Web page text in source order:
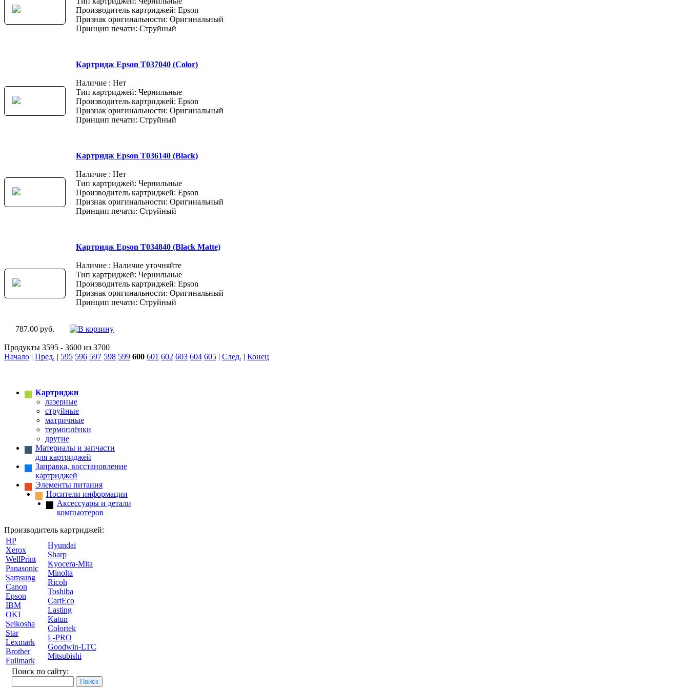
Производитель картриджей: Epson
Признак оригинальности: Оригинальный
Принцип печати: Струйный
Картридж Epson T037040 (Color)
Наличие : Нет
Тип картриджей: Чернильные
Производитель картриджей: Epson
Признак оригинальности: Оригинальный
Принцип печати: Струйный
Картридж Epson T036140 (Black)
Наличие : Нет
Тип картриджей: Чернильные
Производитель картриджей: Epson
Признак оригинальности: Оригинальный
Принцип печати: Струйный
Картридж Epson T034840 (Black Matte)
Наличие : Наличие уточняйте
Тип картриджей: Чернильные
Производитель картриджей: Epson
Признак оригинальности: Оригинальный
Принцип печати: Струйный
787.00 руб.
Продукты 3595 - 3600 из 3700
Начало | Пред. | 595 596 597 598 599 600 601 602 603 604 605 | След. | Конец
Картриджи
лазерные
струйные
матричные
термоплёнки
другие
Материалы и запчасти
для картриджей
Заправка, восстановление
картриджей
Элементы питания
Носители информации
Аксессуары и детали
компьютеров
Производитель картриджей:
HP
Xerox
WellPrint
Panasonic
Samsung
Canon
Epson
IBM
OKI
Seikosha
Star
Lexmark
Brother
Fullmark
Hyundai
Sharp
Kyocera-Mita
Minolta
Ricoh
Toshiba
CartEco
Lasting
Katun
Colortek
L-PRO
Goodwin-LTC
Mitsubishi
Поиск по сайту: